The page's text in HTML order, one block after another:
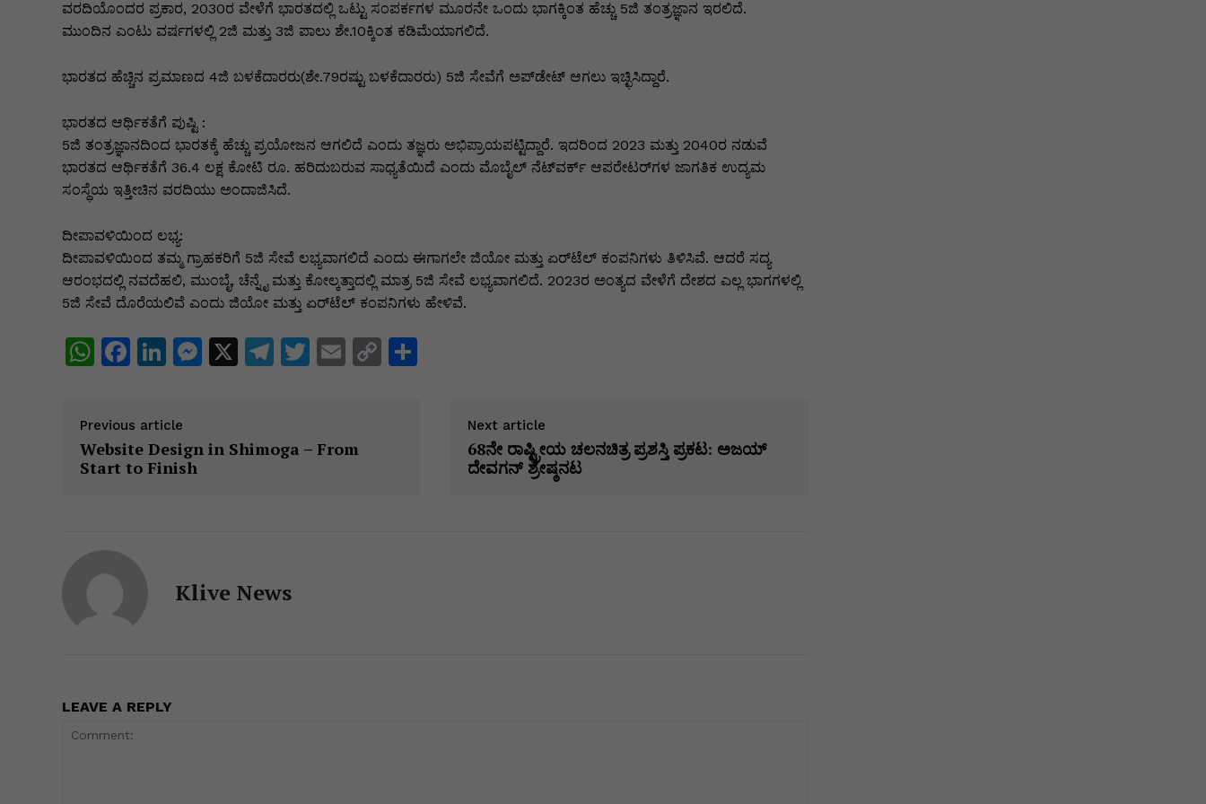
ವರದಿಯೊಂದರ ಪ್ರಕಾರ, 2030ರ ವೇಳೆಗೆ ಭಾರತದಲ್ಲಿ ಒಟ್ಟು ಸಂಪರ್ಕಗಳ ಮೂರನೇ ಒಂದು ಭಾಗಕ್ಕಿಂತ ಹೆಚ್ಚು 5ಜಿ ತಂತ್ರಜ್ಞಾನ ಇರಲಿದೆ.
ಮುಂದಿನ ಎಂಟು ವರ್ಷಗಳಲ್ಲಿ 2ಜಿ ಮತ್ತು 3ಜಿ ಪಾಲು ಶೇ.10ಕ್ಕಿಂತ ಕಡಿಮೆಯಾಗಲಿದೆ.
ಭಾರತದ ಹೆಚ್ಚಿನ ಪ್ರಮಾಣದ 4ಜಿ ಬಳಕೆದಾರರು(ಶೇ.79ರಷ್ಟು ಬಳಕೆದಾರರು) 5ಜಿ ಸೇವೆಗೆ ಅಪ್‌ಡೇಟ್‌ ಆಗಲು ಇಚ್ಛಿಸಿದ್ದಾರೆ.
ಭಾರತದ ಆರ್ಥಿಕತೆಗೆ ಪುಷ್ಟಿ :
5ಜಿ ತಂತ್ರಜ್ಞಾನದಿಂದ ಭಾರತಕ್ಕೆ ಹೆಚ್ಚು ಪ್ರಯೋಜನ ಆಗಲಿದೆ ಎಂದು ತಜ್ಞರು ಅಭಿಪ್ರಾಯಪಟ್ಟಿದ್ದಾರೆ. ಇದರಿಂದ 2023 ಮತ್ತು 2040ರ ನಡುವೆ
ಭಾರತದ ಆರ್ಥಿಕತೆಗೆ 36.4 ಲಕ್ಷ ಕೋಟಿ ರೂ. ಹರಿದುಬರುವ ಸಾಧ್ಯತೆಯಿದೆ ಎಂದು ಮೊಬೈಲ್‌ ನೆಟ್‌ವರ್ಕ್‌ ಆಪರೇಟರ್‌ಗಳ ಜಾಗತಿಕ ಉದ್ಯಮ
ಸಂಸ್ಥೆಯ ಇತ್ತೀಚಿನ ವರದಿಯು ಅಂದಾಜಿಸಿದೆ.
ದೀಪಾವಳಿಯಿಂದ ಲಭ್ಯ:
ದೀಪಾವಳಿಯಿಂದ ತಮ್ಮ ಗ್ರಾಹಕರಿಗೆ 5ಜಿ ಸೇವೆ ಲಭ್ಯವಾಗಲಿದೆ ಎಂದು ಈಗಾಗಲೇ ಜಿಯೋ ಮತ್ತು ಏರ್‌ಟೆಲ್‌ ಕಂಪನಿಗಳು ತಿಳಿಸಿವೆ. ಆದರೆ ಸದ್ಯ
ಆರಂಭದಲ್ಲಿ ನವದೆಹಲಿ, ಮುಂಬೈ, ಚೆನ್ನೈ ಮತ್ತು ಕೋಲ್ಕತ್ತಾದಲ್ಲಿ ಮಾತ್ರ 5ಜಿ ಸೇವೆ ಲಭ್ಯವಾಗಲಿದೆ. 2023ರ ಅಂತ್ಯದ ವೇಳೆಗೆ ದೇಶದ ಎಲ್ಲ ಭಾಗಗಳಲ್ಲಿ
5ಜಿ ಸೇವೆ ದೊರೆಯಲಿವೆ ಎಂದು ಜಿಯೋ ಮತ್ತು ಏರ್‌ಟೆಲ್‌ ಕಂಪನಿಗಳು ಹೇಳಿವೆ.
W
s
A
F
e
b
k
Li
e
dI
M
s
e
X
T
gr
a
T
er
E
l
C S
Previous article
Website Design in Shimoga – From
Start to Finish
Next article
68ನೇ ರಾಷ್ಟ್ರೀಯ ಚಲನಚಿತ್ರ ಪ್ರಶಸ್ತಿ ಪ್ರಕಟ: ಅಜಯ್
ದೇವಗನ್ ಶ್ರೇಷ್ಠನಟ
Klive News
LEAVE A REPLY